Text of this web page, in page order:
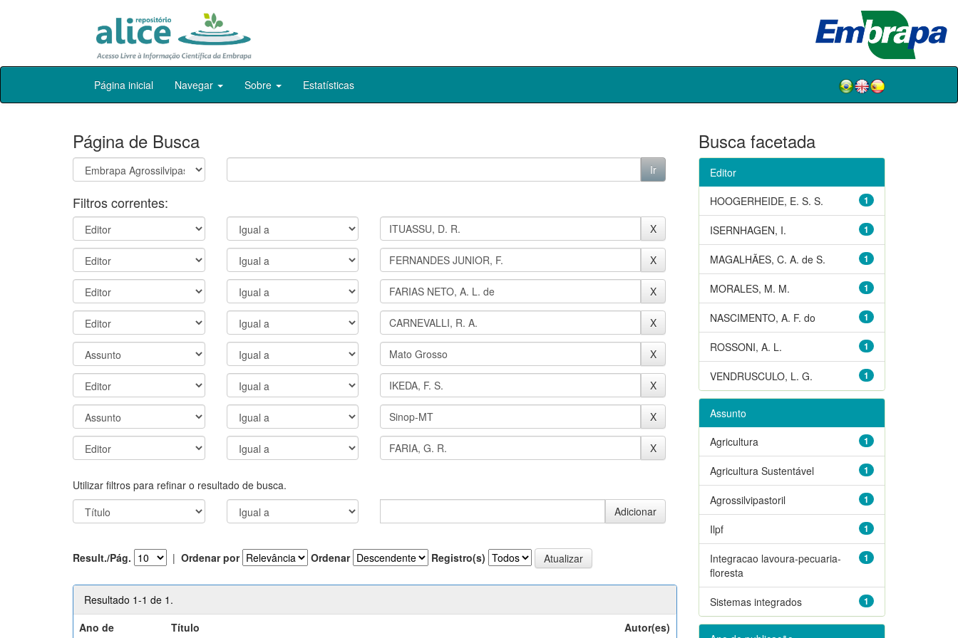
Skip
Página inicial Navegar Sobre Estatísticas
Página de Busca
Filtros correntes:
Utilizar filtros para refinar o resultado de busca.
Result./Pág. | Ordenar por Ordenar Registro(s)
Resultado 1-1 de 1.
Ano de
Título Autor(es)
Busca facetada
Editor
1
HOOGERHEIDE, E. S. S.
1
ISERNHAGEN, I.
1
MAGALHÃES, C. A. de S.
1
MORALES, M. M.
1
NASCIMENTO, A. F. do
1
ROSSONI, A. L.
1
VENDRUSCULO, L. G.
Assunto
1
Agricultura
1
Agricultura Sustentável
1
Agrossilvipastoril
1
Ilpf
1
Integracao lavoura-pecuaria-
floresta
1
Sistemas integrados